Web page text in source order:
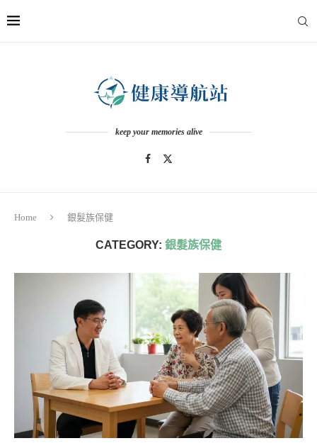
keep your memories alive
Home 銀髮族保健
CATEGORY: 銀髮族保健